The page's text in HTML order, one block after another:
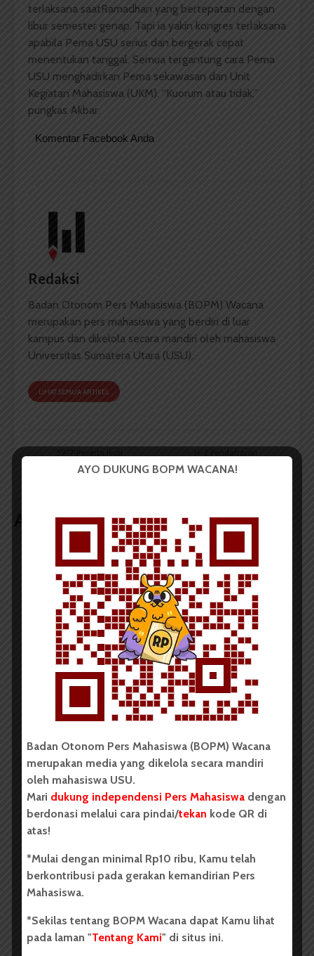
terlaksana saatRamadhan yang bertepatan dengan
libur semester genap. Tapi ia yakin kongres terlaksana
apabila Pema USU serius dan bergerak cepat
menentukan tanggal. Semua tergantung cara Pema
USU menghadirkan Pema sekawasan dan Unit
Kegiatan Mahasiswa (UKM). “Kuorum atau tidak,”
pungkas Akbar.
Komentar Facebook Anda
Redaksi
Badan Otonom Pers Mahasiswa (BOPM) Wacana
merupakan pers mahasiswa yang berdiri di luar
kampus dan dikelola secara mandiri oleh mahasiswa
Universitas Sumatera Utara (USU).
LIHAT SEMUA ARTIKEL
UMB-PT Mandiri USU
Ditutup, Peserta UMB-
PT Capai 4.244 Orang
Artikel terkait lain
BERITA KAMPUS
Dua Mahasiswa Sastra Indonesia
USU Raih Juara pada Festival
Literasi Sumatera Utara 2026
Dark Mode | Moda Gelap
Oleh: Iyusarah Pakpahan USU, wacana.org – Dua...
BERITA KAMPUS
Dua Mahasiswa Etnomusikologi
PEKSIMIDA 2026
Dark Mode | Moda Gelap
Oleh: Syarifah Sarah Nurjiha USU, wacana.org –...
AYO DUKUNG BOPM WACANA!
Badan Otonom Pers Mahasiswa (BOPM) Wacana
merupakan media yang dikelola secara mandiri
oleh mahasiswa USU.
Mari dukung independensi Pers Mahasiswa dengan
berdonasi melalui cara pindai/tekan kode QR di
atas!
*Mulai dengan minimal Rp10 ribu, Kamu telah
berkontribusi pada gerakan kemandirian Pers
Mahasiswa.
*Sekilas tentang BOPM Wacana dapat Kamu lihat
pada laman "Tentang Kami" di situs ini.